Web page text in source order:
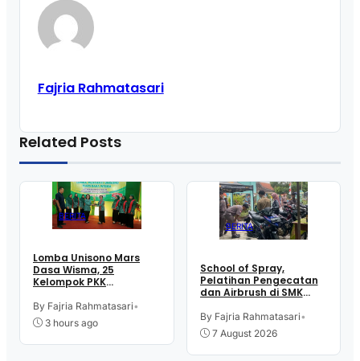
Fajria Rahmatasari
Related Posts
BERITA
Lomba Unisono Mars
Dasa Wisma, 25
Kelompok PKK
Purworejo Adu
Kekompakan
By Fajria Rahmatasari•
3 hours ago
BERITA
School of Spray,
Pelatihan Pengecatan
dan Airbrush di SMK
Kutoarjo
By Fajria Rahmatasari•
7 August 2026